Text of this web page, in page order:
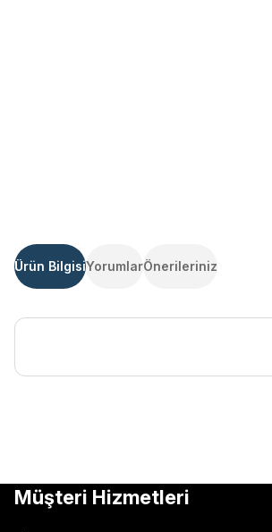
Ürün BilgisiYorumlarÖnerileriniz
Ürün resmi kalitesiz, bozuk veya
Müşteri Hizmetleri